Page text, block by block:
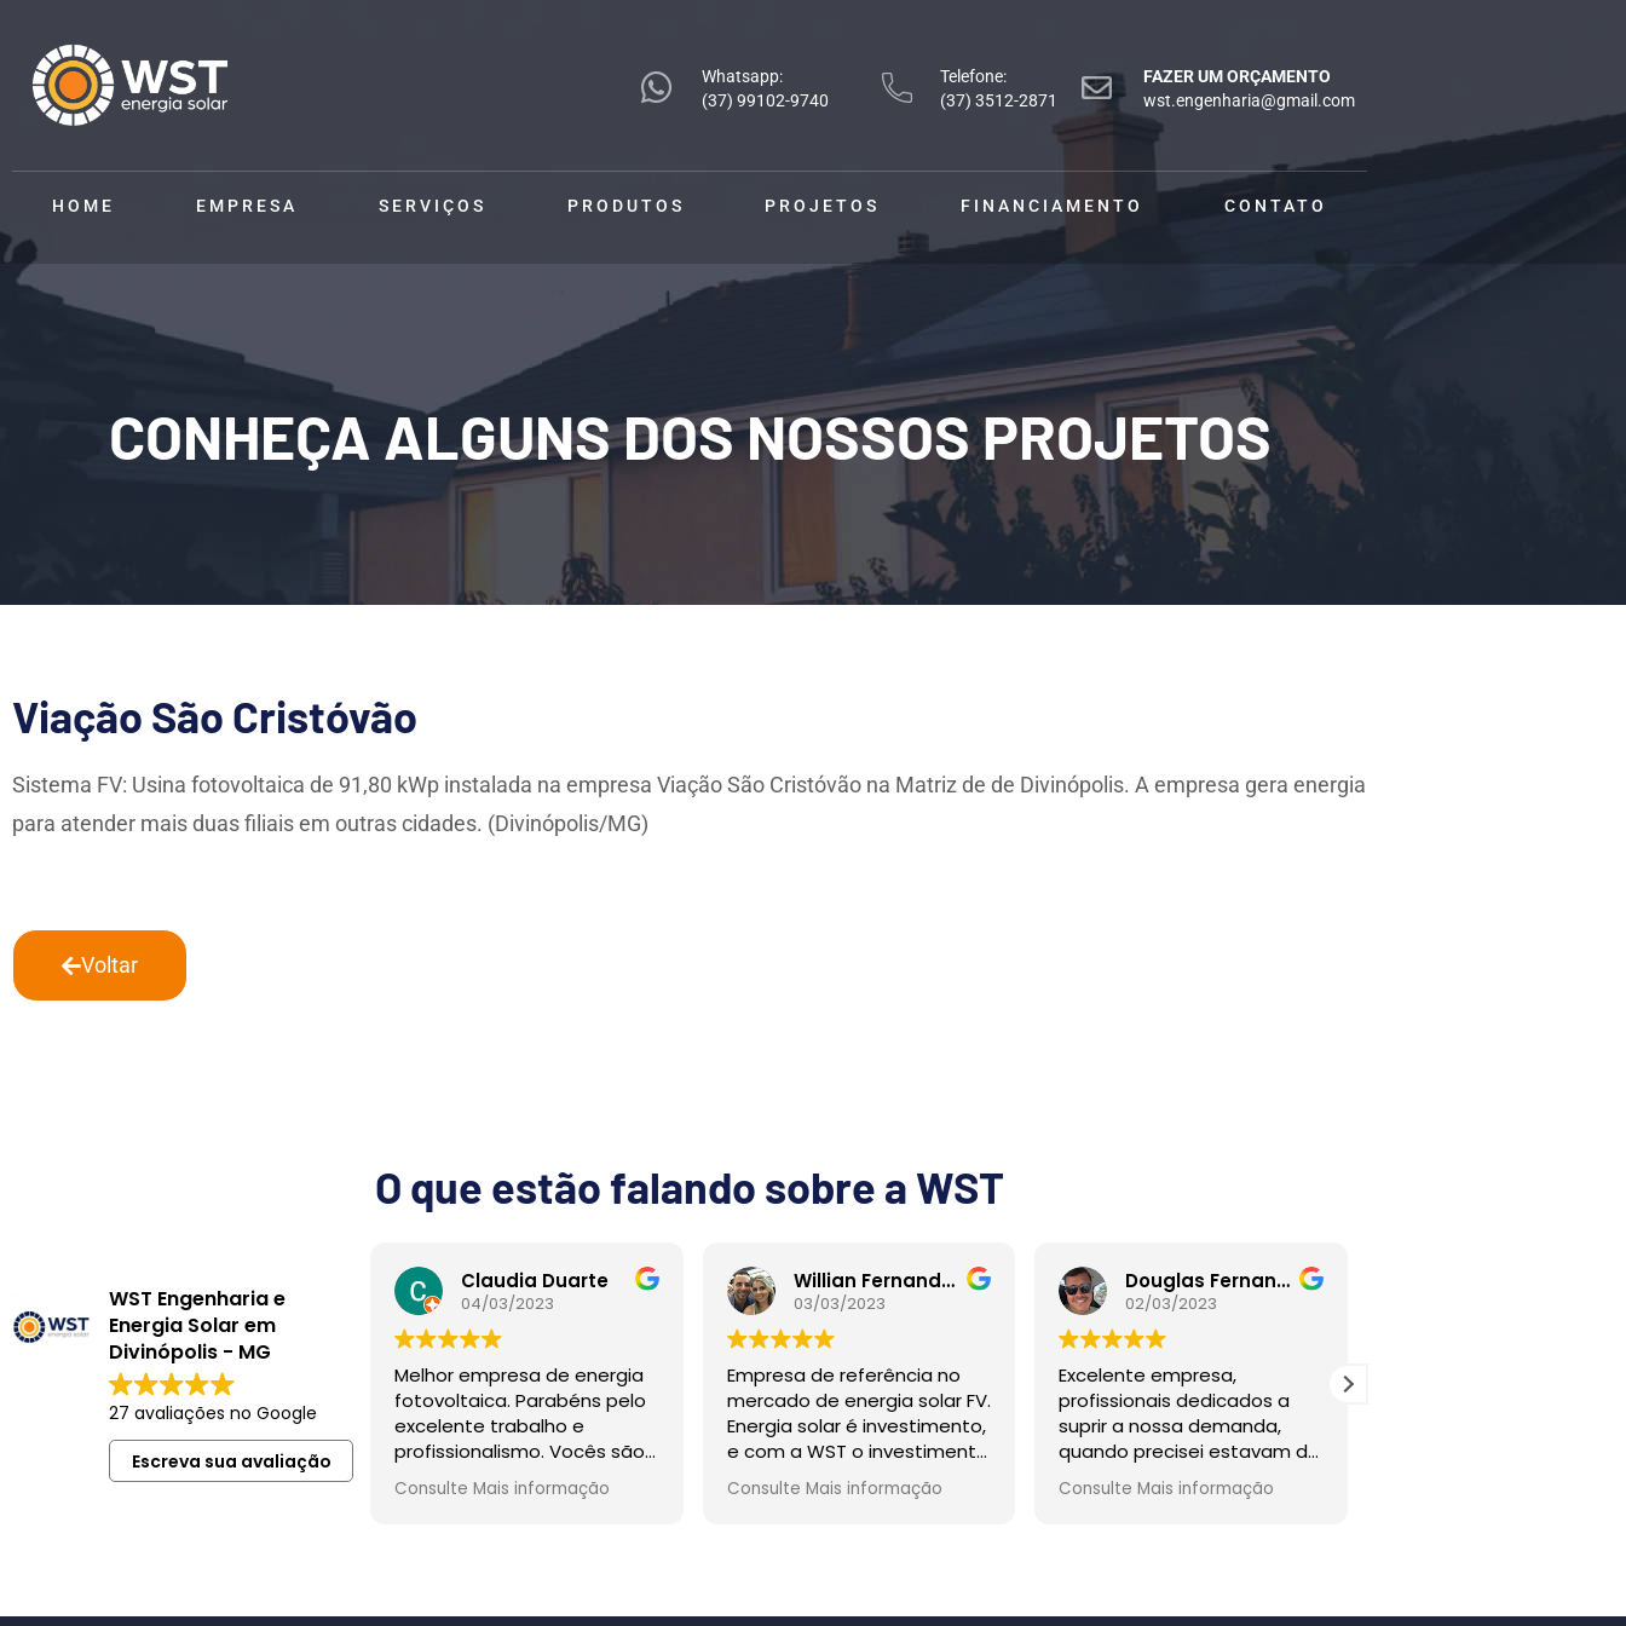
CONHEÇA ALGUNS DOS NOSSOS PROJETOS
Whatsapp:
(37) 99102-9740
Telefone:
(37) 3512-2871
FAZER UM ORÇAMENTO
wst.engenharia@gmail.com
HOME EMPRESA SERVIÇOS PRODUTOS PROJETOS FINANCIAMENTO CONTATO
Viação São Cristóvão
Sistema FV: Usina fotovoltaica de 91,80 kWp instalada na empresa Viação São Cristóvão na Matriz de de Divinópolis. A empresa gera energia
para atender mais duas filiais em outras cidades. (Divinópolis/MG)
Voltar
O que estão falando sobre a WST
WST Engenharia e
Energia Solar em
Divinópolis - MG
27 avaliações no Google
Escreva sua avaliação
Claudia Duarte
04/03/2023
Melhor empresa de energia
fotovoltaica. Parabéns pelo
excelente trabalho e
profissionalismo. Vocês são
show 🚀
Consulte Mais informação
Willian Fernandes
03/03/2023
Empresa de referência no
mercado de energia solar FV.
Energia solar é investimento,
e com a WST o investimento
é certo.
Consulte Mais informação
Douglas Fernandes
02/03/2023
Excelente empresa,
profissionais dedicados a
suprir a nossa demanda,
quando precisei estavam de
prontidão para me atender!
Consulte Mais informação